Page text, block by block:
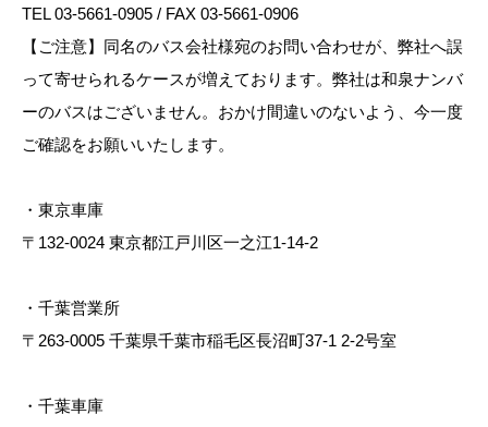
TEL 03-5661-0905 / FAX 03-5661-0906
【ご注意】同名のバス会社様宛のお問い合わせが、弊社へ誤
って寄せられるケースが増えております。弊社は和泉ナンバ
ーのバスはございません。おかけ間違いのないよう、今一度
ご確認をお願いいたします。
・東京車庫
〒132-0024 東京都江戸川区一之江1-14-2
・千葉営業所
〒263-0005 千葉県千葉市稲毛区長沼町37-1 2-2号室
・千葉車庫